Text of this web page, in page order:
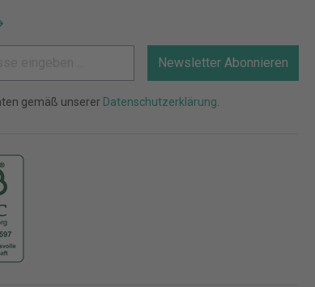
Newsletter Abonnieren
gemäß unserer Datenschutzerklärung